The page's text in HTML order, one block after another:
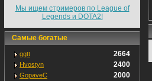
Мы ищем стримеров по League of
Legends и DOTA2!
Самые богатые
ggtt 2664
Hvostyn 2400
GopaveC 2000